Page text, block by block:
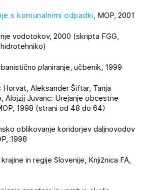
s komunalnimi odpadki, MOP, 2001
vodotokov, 2000 (skripta FGG,
planiranje, učbenik, 1999
Aleksander Šiftar, Tanja
Alojzij Juvanc: Urejanje obcestne
1998 (strani od 48 do 64)
oblikovanje koridorjev daljnovodov
1998
in regije Slovenije, Knjižnica FA,